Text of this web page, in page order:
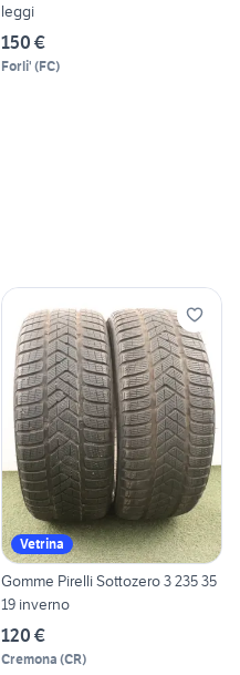
leggi
150 €
Forli' (FC)
Vetrina
Gomme Pirelli Sottozero 3 235 35
19 inverno
120 €
Cremona (CR)